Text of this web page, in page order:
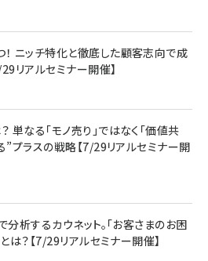
ニッチ特化と徹底した顧客志向で成
リアルセミナー開催】
単なる「モノ売り」ではなく「価値共
プラスの戦略【7/29リアルセミナー開
析するカウネット。「お客さまのお困
は？【7/29リアルセミナー開催】